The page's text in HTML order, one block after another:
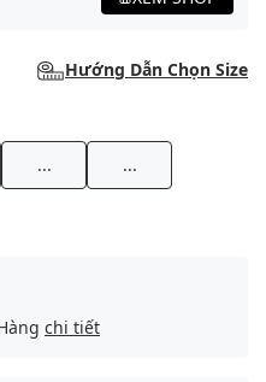
Hướng Dẫn Chọn Size
... ...
chi tiết